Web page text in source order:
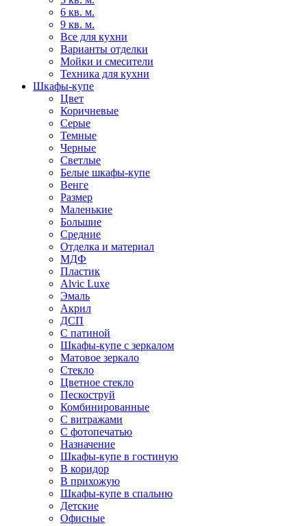
6 кв. м.
9 кв. м.
Все для кухни
Варианты отделки
Мойки и смесители
Техника для кухни
Шкафы-купе
Цвет
Коричневые
Серые
Темные
Черные
Светлые
Белые шкафы-купе
Венге
Размер
Маленькие
Большие
Средние
Отделка и материал
МДФ
Пластик
Alvic Luxe
Эмаль
Акрил
ДСП
С патиной
Шкафы-купе с зеркалом
Матовое зеркало
Стекло
Цветное стекло
Пескоструй
Комбинированные
С витражами
С фотопечатью
Назначение
Шкафы-купе в гостиную
В коридор
В прихожую
Шкафы-купе в спальню
Детские
Офисные